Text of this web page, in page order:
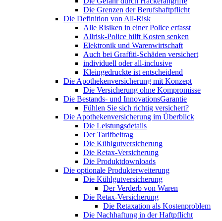
Die Grenzen der Berufshaftpflicht
Die Definition von All-Risk
Alle Risiken in einer Police erfasst
Allrisk-Police hilft Kosten senken
Elektronik und Warenwirtschaft
Auch bei Graffiti-Schäden versichert
individuell oder all-inclusive
Kleingedruckte ist entscheidend
Die Apothekenversicherung mit Konzept
Die Versicherung ohne Kompromisse
Die Bestands- und InnovationsGarantie
Fühlen Sie sich richtig versichert?
Die Apothekenversicherung im Überblick
Die Leistungsdetails
Der Tarifbeitrag
Die Kühlgutversicherung
Die Retax-Versicherung
Die Produktdownloads
Die optionale Produkterweiterung
Die Kühlgutversicherung
Der Verderb von Waren
Die Retax-Versicherung
Die Retaxation als Kostenproblem
Die Nachhaftung in der Haftpflicht